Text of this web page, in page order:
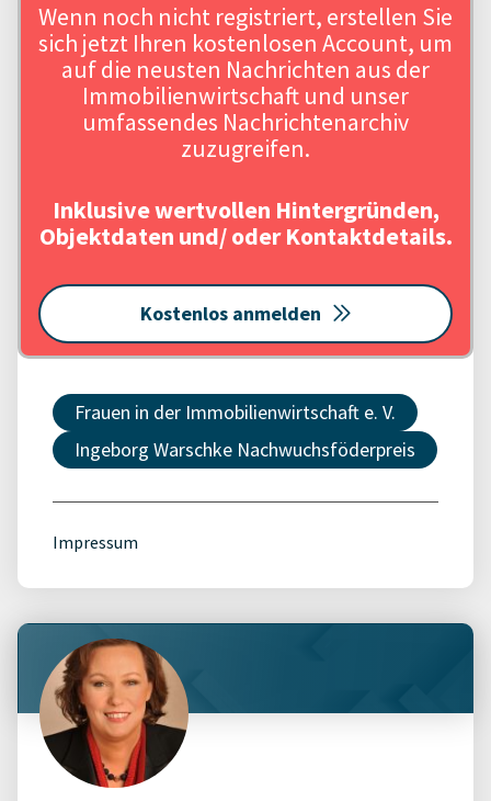
Wenn noch nicht registriert, erstellen Sie
sich jetzt Ihren kostenlosen Account, um
auf die neusten Nachrichten aus der
Immobilienwirtschaft und unser
umfassendes Nachrichtenarchiv
zuzugreifen.
Inklusive wertvollen Hintergründen,
Objektdaten und/ oder Kontaktdetails.
Kostenlos anmelden
Frauen in der Immobilienwirtschaft e. V.
Ingeborg Warschke Nachwuchsföderpreis
Impressum